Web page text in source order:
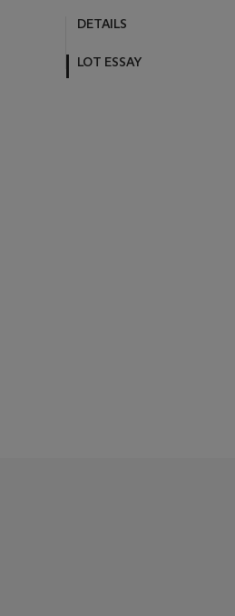
DETAILS
LOT ESSAY